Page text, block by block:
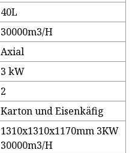
40L
30000m3/H
Axial
3 kW
2
Karton und Eisenkäfig
1310x1310x1170mm 3KW
30000m3/H